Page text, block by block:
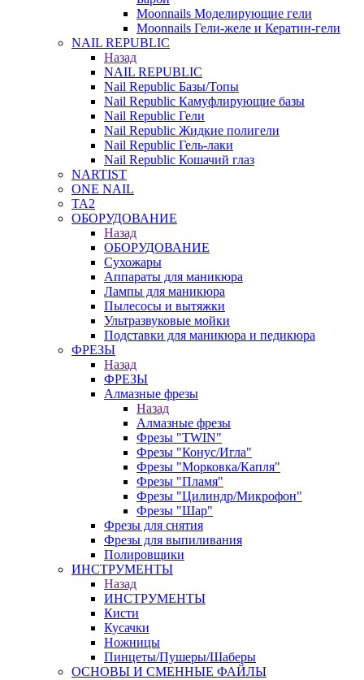
Moonnails Моделирующие гели
Moonnails Гели-желе и Кератин-гели
NAIL REPUBLIC
Назад
NAIL REPUBLIC
Nail Republic Базы/Топы
Nail Republic Камуфлирующие базы
Nail Republic Гели
Nail Republic Жидкие полигели
Nail Republic Гель-лаки
Nail Republic Кошачий глаз
NARTIST
ONE NAIL
TA2
ОБОРУДОВАНИЕ
Назад
ОБОРУДОВАНИЕ
Сухожары
Аппараты для маникюра
Лампы для маникюра
Пылесосы и вытяжки
Ультразвуковые мойки
Подставки для маникюра и педикюра
ФРЕЗЫ
Назад
ФРЕЗЫ
Алмазные фрезы
Назад
Алмазные фрезы
Фрезы "TWIN"
Фрезы "Конус/Игла"
Фрезы "Морковка/Капля"
Фрезы "Пламя"
Фрезы "Цилиндр/Микрофон"
Фрезы "Шар"
Фрезы для снятия
Фрезы для выпиливания
Полировщики
ИНСТРУМЕНТЫ
Назад
ИНСТРУМЕНТЫ
Кисти
Кусачки
Ножницы
Пинцеты/Пушеры/Шаберы
ОСНОВЫ И СМЕННЫЕ ФАЙЛЫ